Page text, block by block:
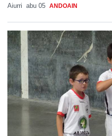
Aiurri abu 05 ANDOAIN